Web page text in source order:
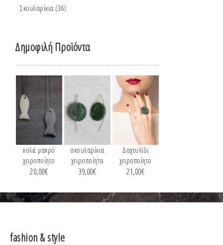
Σκουλαρίκια (36)
Δημοφιλή Προϊόντα
κολιέ μακρύ
χειροποίητο
20,00€
σκουλαρίκια
χειροποίητα
39,00€
Δαχτυλίδι
χειροποίητο
21,00€
fashion & style